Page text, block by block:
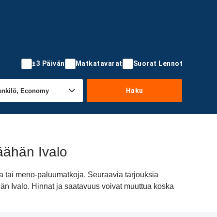
±3 Päivän Matkatavarat Suorat Lennot
Haku
Ivalo
tai meno-paluumatkoja. Seuraavia tarjouksia
Ivalo. Hinnat ja saatavuus voivat muuttua koska